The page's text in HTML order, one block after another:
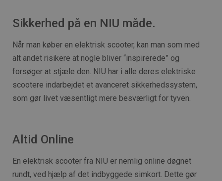
Sikkerhed på en NIU måde.
Når man køber en elektrisk scooter, kan man som med
alt andet risikere at nogle bliver “inspirerede” og
forsøger at stjæle den. NIU har i alle deres elektriske
scootere indarbejdet et avanceret sikkerhedssystem,
som gør livet væsentligt mere besværligt for tyven.
Altid Online
En elektrisk scooter fra NIU er nemlig online døgnet
rundt, ved hjælp af det indbyggede simkort. Dette gør